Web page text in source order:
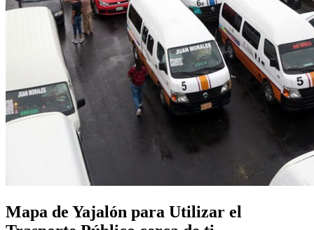
Mapa de Yajalón para Utilizar el